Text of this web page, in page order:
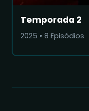
Temporada 2
2025 • 8 Episódios